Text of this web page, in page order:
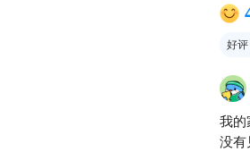
龙
好评
我的
没有